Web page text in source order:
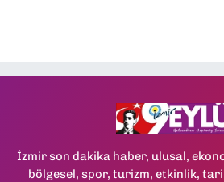
İzmir son dakika haber, ulusal,
bölgesel, spor, turizm, etkinlik,